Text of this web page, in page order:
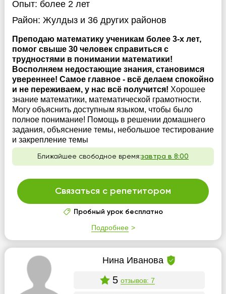
Опыт: более 2 лет
Район: Жулдызи 36 других районов
Преподаю математику ученикам более 3-х лет,
помог свыше 30 человек справиться с
трудностями в понимании математики!
Восполняем недостающие знания, становимся
увереннее! Самое главное - всё делаем спокойно
и не переживаем, у нас всё получится! Хорошее
знание математики, математической грамотности.
Могу объяснить доступным языком, чтобы было
полное понимание! Помощь в решении домашнего
задания, объяснение темы, небольшое тестирование
и закрепление темы
Ближайшее свободное время:завтра в 8:00
Связаться с репетитором
Пробный урок бесплатно
Подробнее
Нина Иванова
5 отзывов: 7